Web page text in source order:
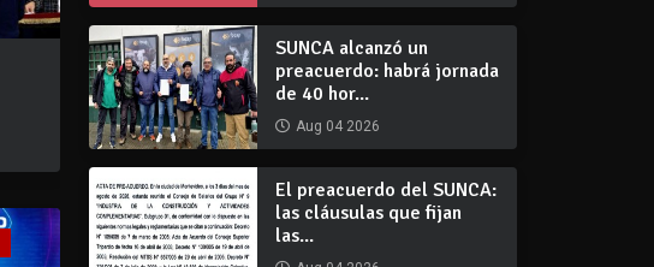
SUNCA alcanzó un
preacuerdo: habrá jornada
de 40 hor...
Aug 04 2026
El preacuerdo del SUNCA:
las cláusulas que fijan
las...